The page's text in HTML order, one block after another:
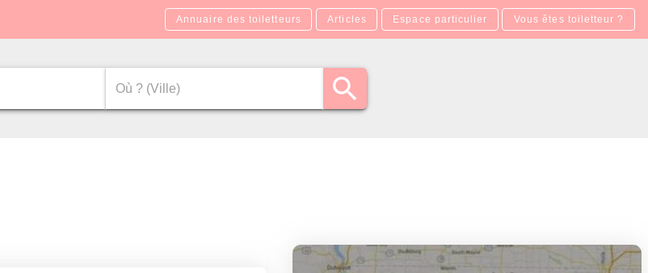
Annuaire des toiletteurs Articles Espace particulier Vous êtes toiletteur ?